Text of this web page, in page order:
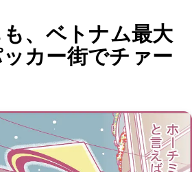
、ベトナム最大
カー街でチァー